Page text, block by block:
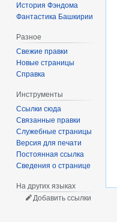
История Фэндома
Фантастика Башкирии
Разное
Свежие правки
Новые страницы
Справка
Инструменты
Ссылки сюда
Связанные правки
Служебные страницы
Версия для печати
Постоянная ссылка
Сведения о странице
На других языках
Добавить ссылки